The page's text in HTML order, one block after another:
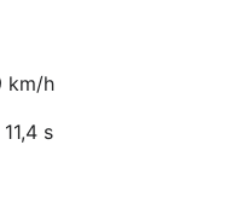
km/h
s